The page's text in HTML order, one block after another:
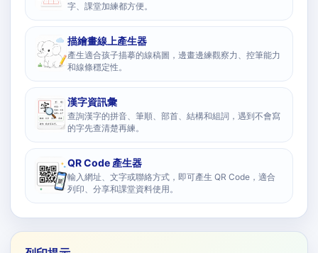
字、課堂加練都方便。
描繪畫線上產生器
產生適合孩子描摹的線稿圖，邊畫邊練觀察力、控筆能力
和線條穩定性。
漢字資訊彙
查詢漢字的拼音、筆順、部首、結構和組詞，遇到不會寫
的字先查清楚再練。
QR Code 產生器
輸入網址、文字或聯絡方式，即可產生 QR Code，適合
列印、分享和課堂資料使用。